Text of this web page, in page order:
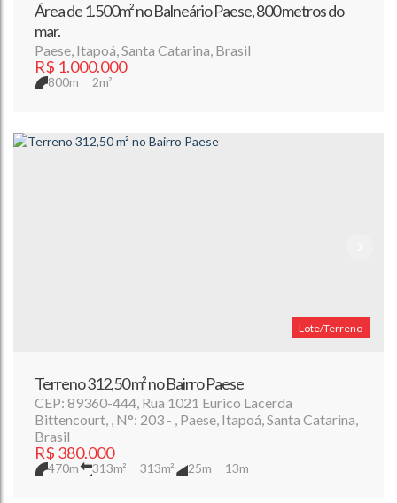
Área de 1.500m² no Balneário Paese, 800 metros do
mar.
R$ 1.000.000
Paese, Itapoá,Santa Catarina, Brasil
800m 2m²
Lote/Terreno
Terreno 312,50 m² no Bairro Paese
R$ 380.000
CEP: 89360-444, Rua 1021 Eurico Lacerda
Bittencourt , N°: 203 , Paese, Itapoá,Santa Catarina,
Brasil
470m 313m² 313m² 25m 13m